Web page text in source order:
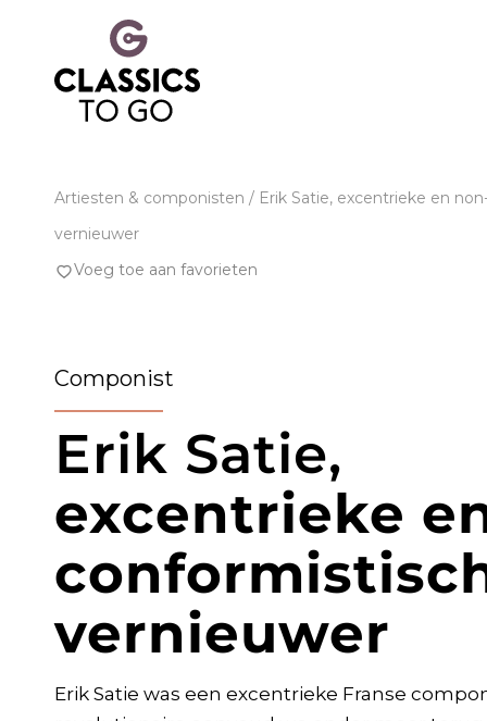
Artiesten & componisten / Erik Satie, excentrieke en
vernieuwer
Voeg toe aan favorieten
Componist
Erik Satie,
excentrieke
vernieuwer
Erik Satie was een excentrieke Franse